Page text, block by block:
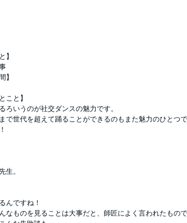
】
】
こと】
ろいうのが社交ダンスの魅力です。
で世代を超えて踊ることができるのもまた魅力のひとつ
生。
んですね！
なものを見ることは大事だと、師匠によく言われたもの